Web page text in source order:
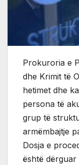
Prokuroria e
dhe Krimit të
hetimet dhe
persona të
grup të
armëmbajtje
Dosja e
është dërguar